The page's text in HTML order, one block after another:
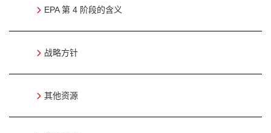
EPA 第 4 阶段的含义
战略方针
其他资源